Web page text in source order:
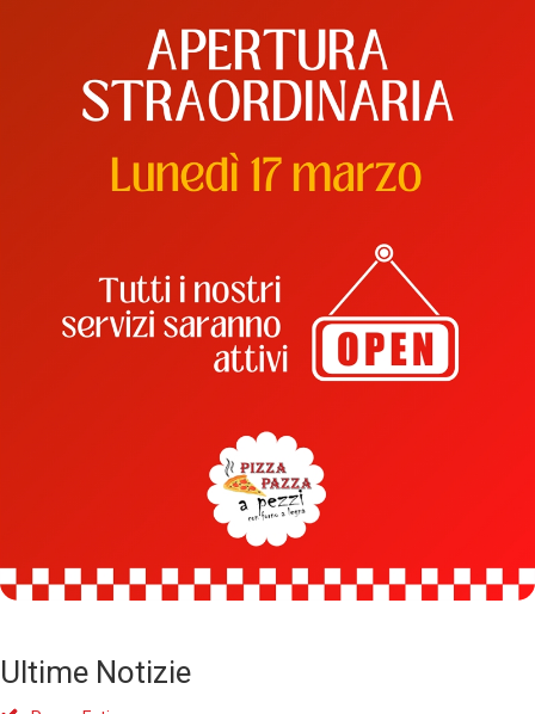
Ultime Notizie